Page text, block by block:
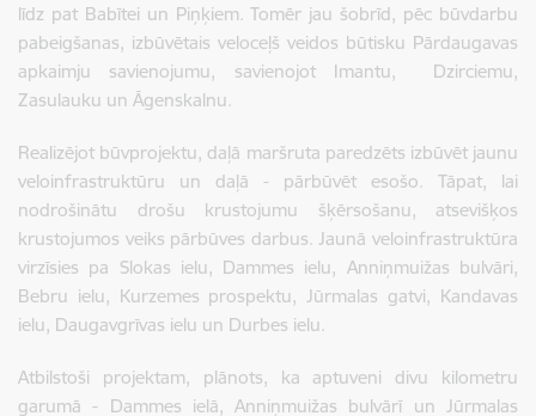
līdz pat Babītei un Piņķiem. Tomēr jau šobrīd, pēc būvdarbu
pabeigšanas, izbūvētais veloceļš veidos būtisku Pārdaugavas
apkaimju savienojumu, savienojot Imantu, Dzirciemu,
Zasulauku un Āgenskalnu.
Realizējot būvprojektu, daļā maršruta paredzēts izbūvēt jaunu
veloinfrastruktūru un daļā - pārbūvēt esošo. Tāpat, lai
nodrošinātu drošu krustojumu šķērsošanu, atsevišķos
krustojumos veiks pārbūves darbus. Jaunā veloinfrastruktūra
virzīsies pa Slokas ielu, Dammes ielu, Anniņmuižas bulvāri,
Bebru ielu, Kurzemes prospektu, Jūrmalas gatvi, Kandavas
ielu, Daugavgrīvas ielu un Durbes ielu.
Atbilstoši projektam, plānots, ka aptuveni divu kilometru
garumā - Dammes ielā, Anniņmuižas bulvārī un Jūrmalas